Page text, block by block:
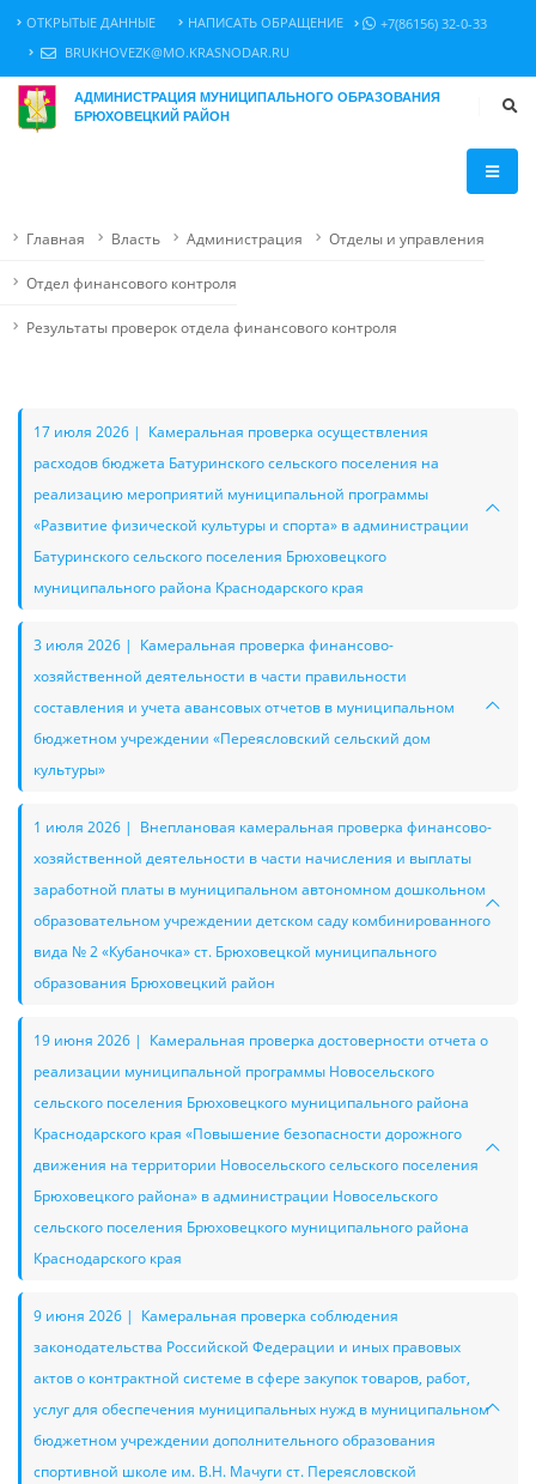
ОТКРЫТЫЕ ДАННЫЕ НАПИСАТЬ ОБРАЩЕНИЕ
+7(86156) 32-0-33
BRUKHOVEZK@MO.KRASNODAR.RU
АДМИНИСТРАЦИЯ МУНИЦИПАЛЬНОГО ОБРАЗОВАНИЯ
БРЮХОВЕЦКИЙ РАЙОН
Главная Власть Администрация Отделы и управления
Отдел финансового контроля
Результаты проверок отдела финансового контроля
17 июля 2026 | Камеральная проверка осуществления
расходов бюджета Батуринского сельского поселения на
реализацию мероприятий муниципальной программы
«Развитие физической культуры и спорта» в администрации
Батуринского сельского поселения Брюховецкого
муниципального района Краснодарского края
3 июля 2026 | Камеральная проверка финансово-
хозяйственной деятельности в части правильности
составления и учета авансовых отчетов в муниципальном
бюджетном учреждении «Переясловский сельский дом
культуры»
1 июля 2026 | Внеплановая камеральная проверка финансово-
хозяйственной деятельности в части начисления и выплаты
заработной платы в муниципальном автономном дошкольном
образовательном учреждении детском саду комбинированного
вида № 2 «Кубаночка» ст. Брюховецкой муниципального
образования Брюховецкий район
19 июня 2026 | Камеральная проверка достоверности отчета о
реализации муниципальной программы Новосельского
сельского поселения Брюховецкого муниципального района
Краснодарского края «Повышение безопасности дорожного
движения на территории Новосельского сельского поселения
Брюховецкого района» в администрации Новосельского
сельского поселения Брюховецкого муниципального района
Краснодарского края
9 июня 2026 | Камеральная проверка соблюдения
законодательства Российской Федерации и иных правовых
актов о контрактной системе в сфере закупок товаров, работ,
услуг для обеспечения муниципальных нужд в муниципальном
бюджетном учреждении дополнительного образования
спортивной школе им. В.Н. Мачуги ст. Переясловской